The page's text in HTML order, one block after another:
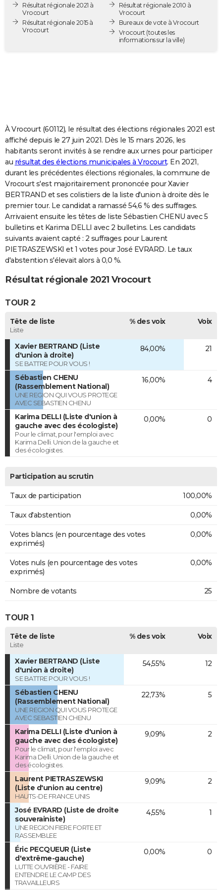
Destinations
City break
Voyage nature
Voyage de noces
Forum
PHOTO
GUIDES D'ACHAT
COPAINS D'AVANT
S'inscrire
Se connecter
Lycées
Collèges
Primaires
Universités
Entreprises
Service militaire
Avis de recherche
AVIS DE DÉCÈS
FORUM
Bricolage
Lifestyle
Culture
Sport
Auto
Television
Voyage
Cinema
Résultat régionale 2021 à
Vrocourt
Résultat régionale 2015 à
Vrocourt
Résultat régionale 2010 à
Vrocourt
Bureaux de vote à Vrocourt
Vrocourt (toutes les
informations sur la ville)
À Vrocourt (60112), le résultat des élections régionales 2021 est
affiché depuis le 27 juin 2021. Dès le 15 mars 2026, les
habitants seront invités à se rendre aux urnes pour participer
au résultat des élections municipales à Vrocourt. En 2021,
durant les précédentes élections régionales, la commune de
Vrocourt s'est majoritairement prononcée pour Xavier
BERTRAND et ses colistiers de la liste d'union à droite dès le
premier tour. Le candidat a ramassé 54,6 % des suffrages.
Arrivaient ensuite les têtes de liste Sébastien CHENU avec 5
bulletins et Karima DELLI avec 2 bulletins. Les candidats
suivants avaient capté : 2 suffrages pour Laurent
PIETRASZEWSKI et 1 votes pour José EVRARD. Le taux
d'abstention s'élevait alors à 0,0 %.
Résultat régionale 2021 Vrocourt
TOUR 2
Tête de liste
Liste
% des voix Voix
Xavier BERTRAND (Liste
d'union à droite)
SE BATTRE POUR VOUS !
84,00% 21
Sébastien CHENU
(Rassemblement National)
UNE REGION QUI VOUS PROTEGE
AVEC SEBASTIEN CHENU
16,00% 4
Karima DELLI (Liste d'union à
gauche avec des écologiste)
Pour le climat, pour l'emploi avec
Karima Delli. Union de la gauche et
des écologistes.
0,00% 0
Participation au scrutin
Taux de participation 100,00%
Taux d'abstention 0,00%
Votes blancs (en pourcentage des votes
exprimés)
0,00%
Votes nuls (en pourcentage des votes
exprimés)
0,00%
Nombre de votants 25
TOUR 1
Tête de liste
Liste
% des voix Voix
Xavier BERTRAND (Liste
d'union à droite)
SE BATTRE POUR VOUS !
54,55% 12
Sébastien CHENU
(Rassemblement National)
UNE REGION QUI VOUS PROTEGE
AVEC SEBASTIEN CHENU
22,73% 5
Karima DELLI (Liste d'union à
gauche avec des écologiste)
Pour le climat, pour l'emploi avec
Karima Delli. Union de la gauche et
des écologistes.
9,09% 2
Laurent PIETRASZEWSKI
(Liste d'union au centre)
HAUTS-DE FRANCE UNIS
9,09% 2
José EVRARD (Liste de droite
souverainiste)
UNE REGION FIERE FORTE ET
RASSEMBLEE
4,55% 1
Éric PECQUEUR (Liste
d'extrême-gauche)
LUTTE OUVRIÈRE - FAIRE
ENTENDRE LE CAMP DES
TRAVAILLEURS
0,00% 0